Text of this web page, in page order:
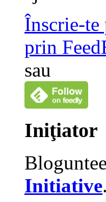
Înscrie-te
prin
sau
Iniţiator
Initiative.